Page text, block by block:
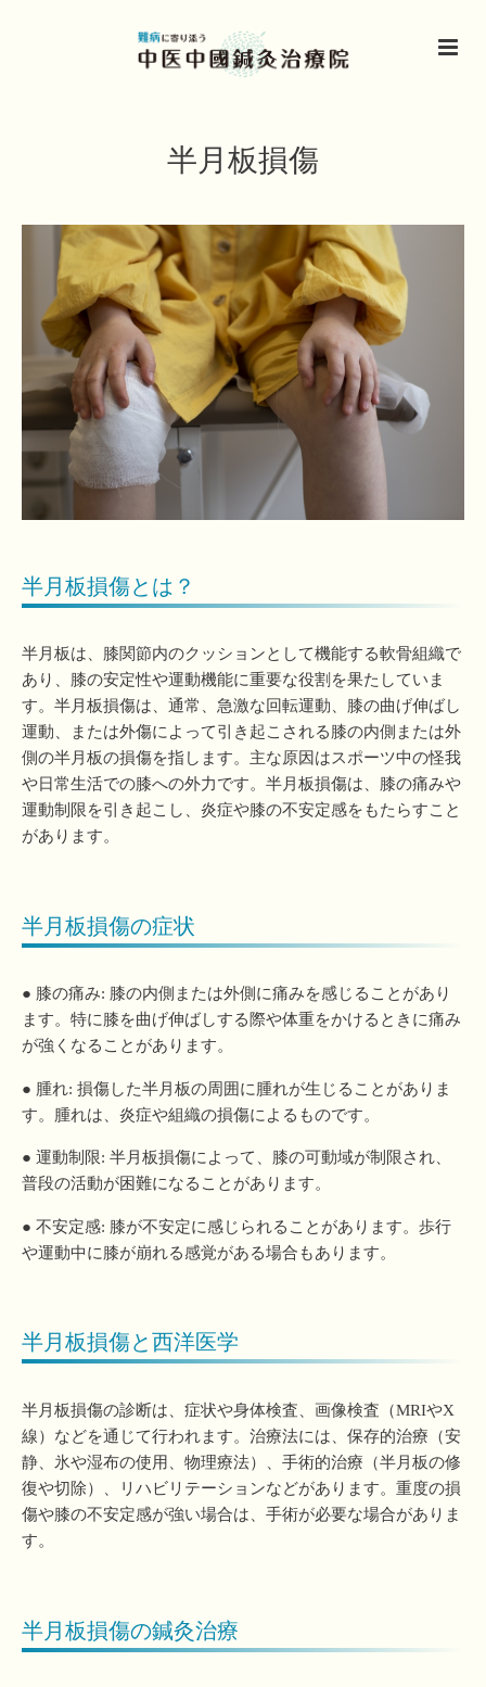
半月板損傷
半月板損傷とは？
半月板は、膝関節内のクッションとして機能する軟骨組織で
あり、膝の安定性や運動機能に重要な役割を果たしていま
す。半月板損傷は、通常、急激な回転運動、膝の曲げ伸ばし
運動、または外傷によって引き起こされる膝の内側または外
側の半月板の損傷を指します。主な原因はスポーツ中の怪我
や日常生活での膝への外力です。半月板損傷は、膝の痛みや
運動制限を引き起こし、炎症や膝の不安定感をもたらすこと
があります。
半月板損傷の症状
● 膝の痛み: 膝の内側または外側に痛みを感じることがあり
ます。特に膝を曲げ伸ばしする際や体重をかけるときに痛み
が強くなることがあります。
● 腫れ: 損傷した半月板の周囲に腫れが生じることがありま
す。腫れは、炎症や組織の損傷によるものです。
● 運動制限: 半月板損傷によって、膝の可動域が制限され、
普段の活動が困難になることがあります。
● 不安定感: 膝が不安定に感じられることがあります。歩行
や運動中に膝が崩れる感覚がある場合もあります。
半月板損傷と西洋医学
半月板損傷の診断は、症状や身体検査、画像検査（MRIやX
線）などを通じて行われます。治療法には、保存的治療（安
静、氷や湿布の使用、物理療法）、手術的治療（半月板の修
復や切除）、リハビリテーションなどがあります。重度の損
傷や膝の不安定感が強い場合は、手術が必要な場合がありま
す。
半月板損傷の鍼灸治療